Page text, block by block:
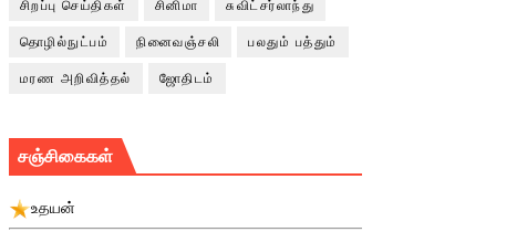
சிறப்பு செய்திகள் சினிமா சுவிட்சர்லாந்து
தொழில்நுட்பம் நினைவஞ்சலி பலதும் பத்தும்
மரண அறிவித்தல் ஜோதிடம்
சஞ்சிகைகள்
உதயன்